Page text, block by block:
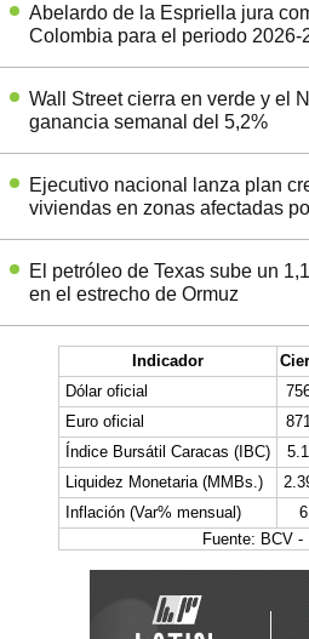
Abelardo de la Espriella jura
Colombia para el periodo 2026-
Wall Street cierra en verde y el
ganancia semanal del 5,2%
Ejecutivo nacional lanza plan
viviendas en zonas afectadas
El petróleo de Texas sube un
en el estrecho de Ormuz
Indicador
Dólar oficial
Euro oficial
Índice Bursátil Caracas (IBC)
Liquidez Monetaria (MMBs.)
Inflación (Var% mensual)
Fuente: BCV -